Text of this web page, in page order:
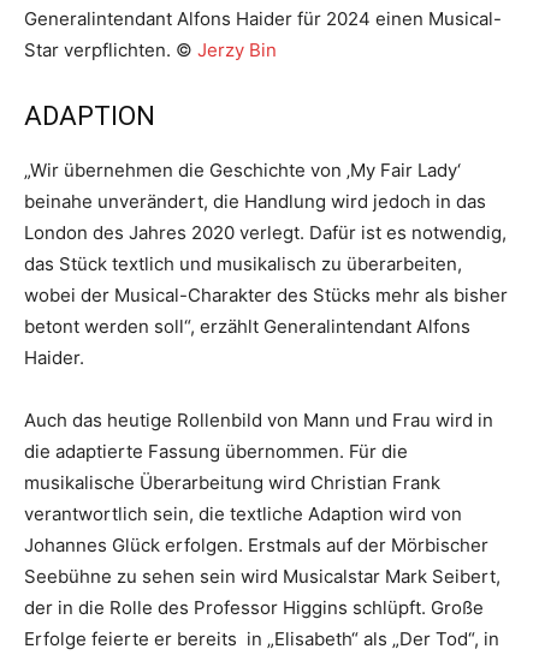
Generalintendant Alfons Haider für 2024 einen Musical-
Star verpflichten. © Jerzy Bin
ADAPTION
„Wir übernehmen die Geschichte von ‚My Fair Lady‘
beinahe unverändert, die Handlung wird jedoch in das
London des Jahres 2020 verlegt. Dafür ist es notwendig,
das Stück textlich und musikalisch zu überarbeiten,
wobei der Musical-Charakter des Stücks mehr als bisher
betont werden soll“, erzählt Generalintendant Alfons
Haider.
Auch das heutige Rollenbild von Mann und Frau wird in
die adaptierte Fassung übernommen. Für die
musikalische Überarbeitung wird Christian Frank
verantwortlich sein, die textliche Adaption wird von
Johannes Glück erfolgen. Erstmals auf der Mörbischer
Seebühne zu sehen sein wird Musicalstar Mark Seibert,
der in die Rolle des Professor Higgins schlüpft. Große
Erfolge feierte er bereits in „Elisabeth“ als „Der Tod“, in